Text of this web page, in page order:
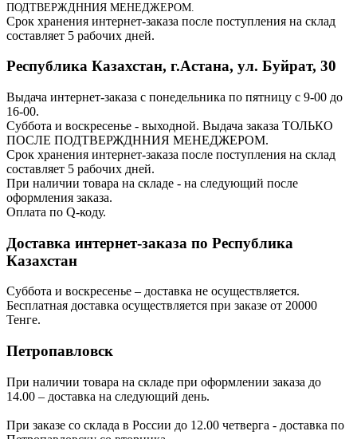
ПОДТВЕРЖДННИЯ МЕНЕДЖЕРОМ.
Срок хранения интернет-заказа после поступления на склад
составляет 5 рабочих дней.
Республика Казахстан, г.Астана, ул. Буйрат, 30
Выдача интернет-заказа с понедельника по пятницу с 9-00 до
16-00.
Суббота и воскресенье - выходной. Выдача заказа ТОЛЬКО
ПОСЛЕ ПОДТВЕРЖДННИЯ МЕНЕДЖЕРОМ.
Срок хранения интернет-заказа после поступления на склад
составляет 5 рабочих дней.
При наличии товара на складе - на следующий после
оформления заказа.
Оплата по Q-коду.
Доставка интернет-заказа по Республика
Казахстан
Суббота и воскресенье – доставка не осуществляется.
Бесплатная доставка осуществляется при заказе от 20000
Тенге.
Петропавловск
При наличии товара на складе при оформлении заказа до
14.00 – доставка на следующий день.
При заказе со склада в России до 12.00 четверга - доставка по